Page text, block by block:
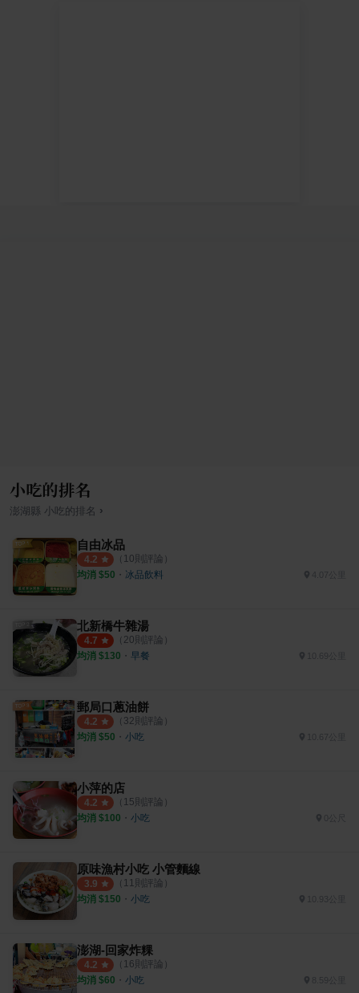
小吃的排名
澎湖縣 小吃 的排名 ›
自由冰品
4.2 （ 10則評論）
均消 $50 ・ 冰品飲料 4.07公里
北新橋牛雜湯
4.7 （ 20則評論）
均消 $130 ・ 早餐 10.69公里
郵局口蔥油餅
4.2 （ 32則評論）
均消 $50 ・ 小吃 10.67公里
小萍的店
4.2 （ 15則評論）
均消 $100 ・ 小吃
原味漁村小吃 小管麵線
3.9 （ 11則評論）
均消 $150 ・ 小吃 10.93公里
澎湖-回家炸粿
4.2 （ 16則評論）
均消 $60 ・ 小吃 8.59公里